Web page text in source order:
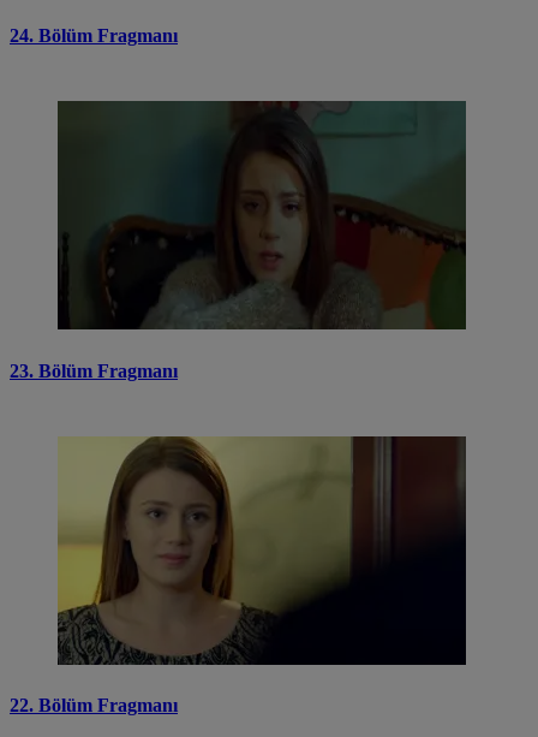
24. Bölüm Fragmanı
23. Bölüm Fragmanı
22. Bölüm Fragmanı